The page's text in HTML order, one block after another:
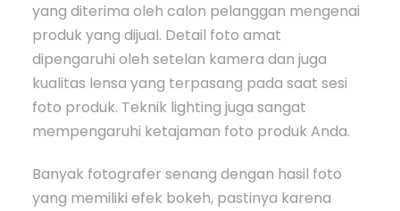
yang diterima oleh calon pelanggan mengenai
produk yang dijual. Detail foto amat
dipengaruhi oleh setelan kamera dan juga
kualitas lensa yang terpasang pada saat sesi
foto produk. Teknik lighting juga sangat
mempengaruhi ketajaman foto produk Anda.
Banyak fotografer senang dengan hasil foto
yang memiliki efek bokeh, pastinya karena